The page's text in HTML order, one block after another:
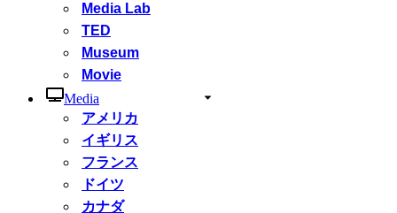
Media Lab
TED
Museum
Movie
Media
アメリカ
イギリス
フランス
ドイツ
カナダ